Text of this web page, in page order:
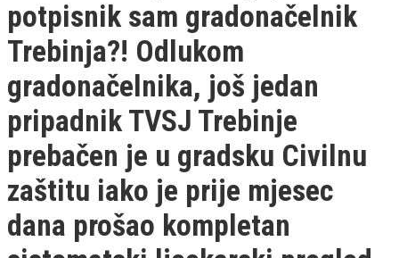
potpisnik sam gradonačelnik
Trebinja?! Odlukom
gradonačelnika, još jedan
pripadnik TVSJ Trebinje
prebačen je u gradsku Civilnu
zaštitu iako je prije mjesec
dana prošao kompletan